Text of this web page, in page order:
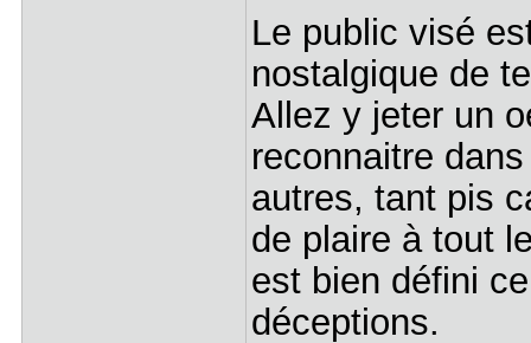
Le public visé
nostalgique de
Allez y jeter un
reconnaitre
autres, tant pis
de plaire à tout
est bien défini
déceptions.